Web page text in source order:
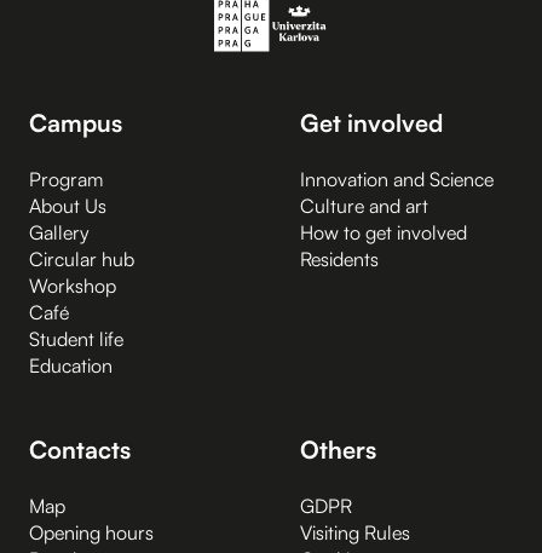
Campus
Program
About Us
Gallery
Circular hub
Workshop
Café
Student life
Education
Get involved
Innovation and Science
Culture and art
How to get involved
Residents
Contacts
Map
Opening hours
Others
GDPR
Visiting Rules